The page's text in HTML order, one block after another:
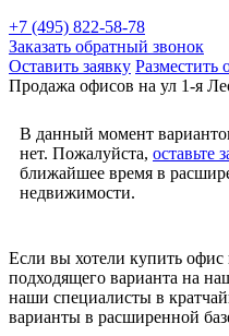
+7 (495) 822-58-78
Заказать обратный звонок
Оставить заявку Разместить
Продажа офисов на ул 1-я
В данный момент
нет. Пожалуйста, оставьте
ближайшее время в
недвижимости.
Если вы хотели купить
подходящего варианта на
наши специалисты в
варианты в расширенной